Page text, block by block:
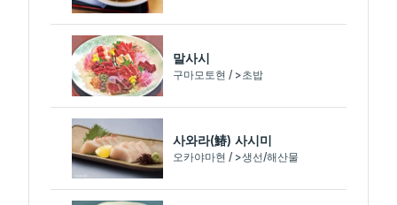
말사시
구마모토현 / >초밥
사와라(鰆) 사시미
오카야마현 / >생선/해산물